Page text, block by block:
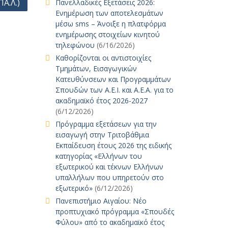
Πανελλαδικές Εξετάσεις 2026:
Ενημέρωση των αποτελεσμάτων
μέσω sms – Άνοιξε η πλατφόρμα
ενημέρωσης στοιχείων κινητού
τηλεφώνου (6/16/2026)
Καθορίζονται οι αντιστοιχίες
Τμημάτων, Εισαγωγικών
Κατευθύνσεων και Προγραμμάτων
Σπουδών των Α.Ε.Ι. και Α.Ε.Α. για το
ακαδημαϊκό έτος 2026-2027
(6/12/2026)
Πρόγραμμα εξετάσεων για την
εισαγωγή στην Τριτοβάθμια
Εκπαίδευση έτους 2026 της ειδικής
κατηγορίας «Ελλήνων του
εξωτερικού και τέκνων Ελλήνων
υπαλλήλων που υπηρετούν στο
εξωτερικό» (6/12/2026)
Πανεπιστήμιο Αιγαίου: Νέο
προπτυχιακό πρόγραμμα «Σπουδές
Φύλου» από το ακαδημαϊκό έτος